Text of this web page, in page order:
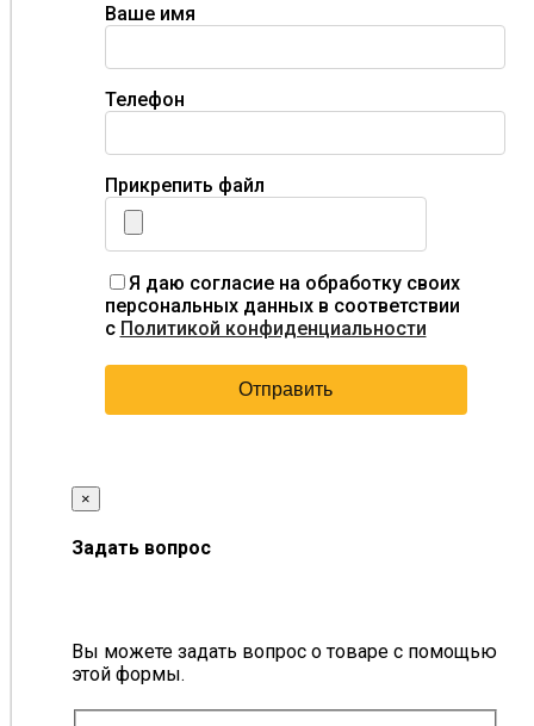
Ваше имя
Телефон
Прикрепить файл
Я даю согласие на обработку своих
персональных данных в соответствии
с Политикой конфиденциальности
×
Задать вопрос
Вы можете задать вопрос о товаре с помощью
этой формы.